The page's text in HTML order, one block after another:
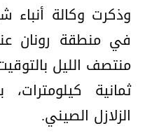
وذكرت وكالة أنباء
منتصف الليل
ثمانية
الزلازل الصيني.